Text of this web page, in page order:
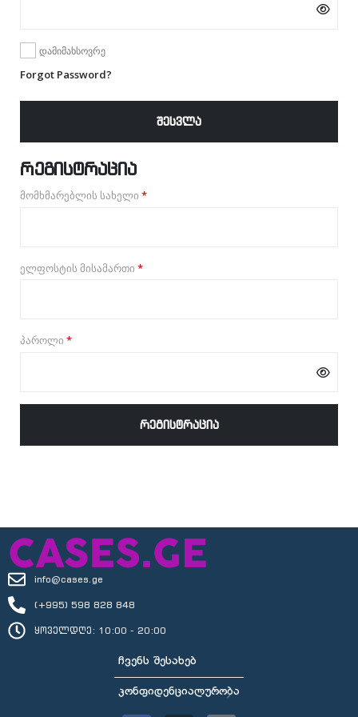
დამიმახსოვრე
Forgot Password?
ᲨᲔᲡᲕᲚᲐ
რეგისტრაცია
მომხმარებლის სახელი *
ელფოსტის მისამართი *
პაროლი *
ᲠᲔᲒᲘᲡᲢᲠᲐᲪᲘᲐ
info@cases.ge
(+995) 598 828 848
ყოველდღე: 10:00 - 20:00
ᲩᲕᲔᲜᲡ ᲨᲔᲡᲐᲮᲔᲑ
ᲙᲝᲜᲤᲘᲓᲔᲜᲪᲘᲐᲚᲣᲠᲝᲑᲐ